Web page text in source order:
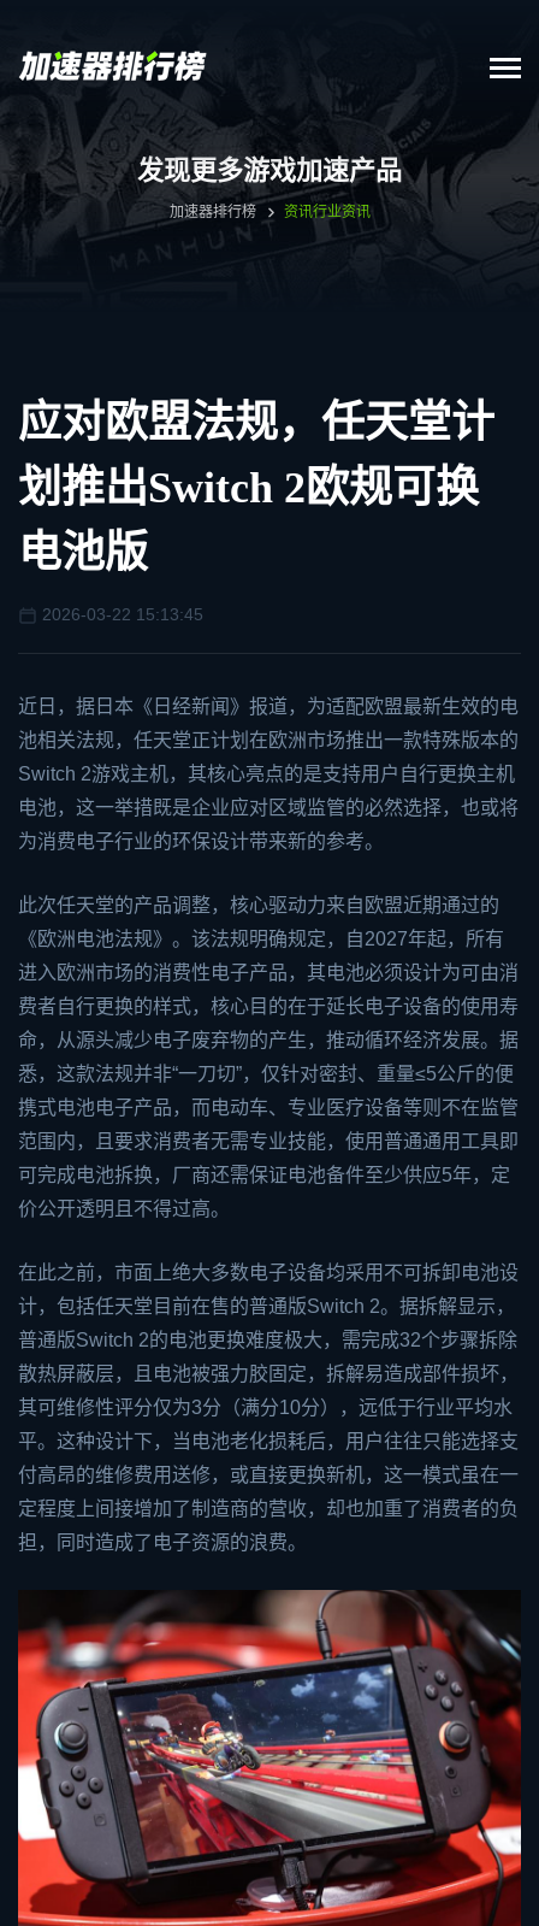
发现更多游戏加速产品
加速器排行榜 资讯行业资讯
应对欧盟法规，任天堂计
划推出Switch 2欧规可换
电池版
2026-03-22 15:13:45
近日，据日本《日经新闻》报道，为适配欧盟最新生效的电
池相关法规，任天堂正计划在欧洲市场推出一款特殊版本的
Switch 2游戏主机，其核心亮点的是支持用户自行更换主机
电池，这一举措既是企业应对区域监管的必然选择，也或将
为消费电子行业的环保设计带来新的参考。
此次任天堂的产品调整，核心驱动力来自欧盟近期通过的
《欧洲电池法规》。该法规明确规定，自2027年起，所有
进入欧洲市场的消费性电子产品，其电池必须设计为可由消
费者自行更换的样式，核心目的在于延长电子设备的使用寿
命，从源头减少电子废弃物的产生，推动循环经济发展。据
悉，这款法规并非“一刀切”，仅针对密封、重量≤5公斤的便
携式电池电子产品，而电动车、专业医疗设备等则不在监管
范围内，且要求消费者无需专业技能，使用普通通用工具即
可完成电池拆换，厂商还需保证电池备件至少供应5年，定
价公开透明且不得过高。
在此之前，市面上绝大多数电子设备均采用不可拆卸电池设
计，包括任天堂目前在售的普通版Switch 2。据拆解显示，
普通版Switch 2的电池更换难度极大，需完成32个步骤拆除
散热屏蔽层，且电池被强力胶固定，拆解易造成部件损坏，
其可维修性评分仅为3分（满分10分），远低于行业平均水
平。这种设计下，当电池老化损耗后，用户往往只能选择支
付高昂的维修费用送修，或直接更换新机，这一模式虽在一
定程度上间接增加了制造商的营收，却也加重了消费者的负
担，同时造成了电子资源的浪费。